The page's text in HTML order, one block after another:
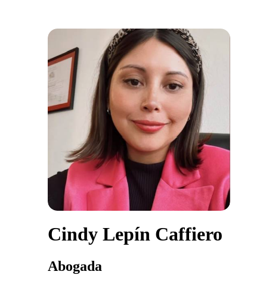
Cindy Lepín Caffiero
Abogada